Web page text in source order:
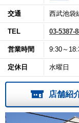
交通 西武池袋
TEL 03-5387-
営業時間 9:30～
定休日 水曜日
店舗紹